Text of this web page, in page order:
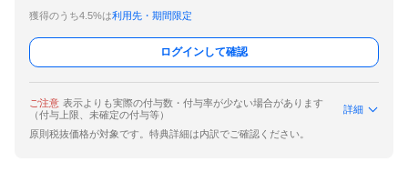
獲得のうち4.5%は利用先・期間限定
ログインして確認
ご注意 表示よりも実際の付与数・付与率が少ない場合があります
（付与上限、未確定の付与等）
詳細
原則税抜価格が対象です。特典詳細は内訳でご確認ください。